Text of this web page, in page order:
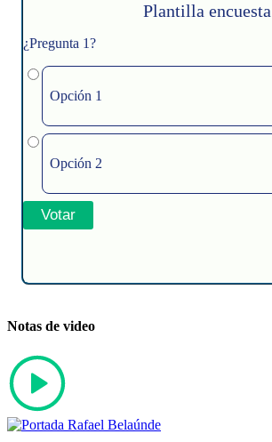
Plantilla encuesta
¿Pregunta 1?
Opción 1
Opción 2
Notas de video